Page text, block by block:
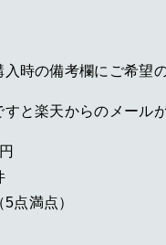
時の備考欄にご希望
と楽天からのメール
点満点）